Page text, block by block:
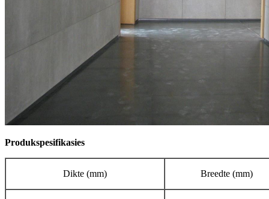
Produkspesifikasies
Dikte (mm) Breedte (mm)